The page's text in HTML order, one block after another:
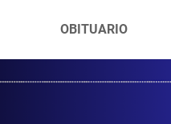
OBITUARIO